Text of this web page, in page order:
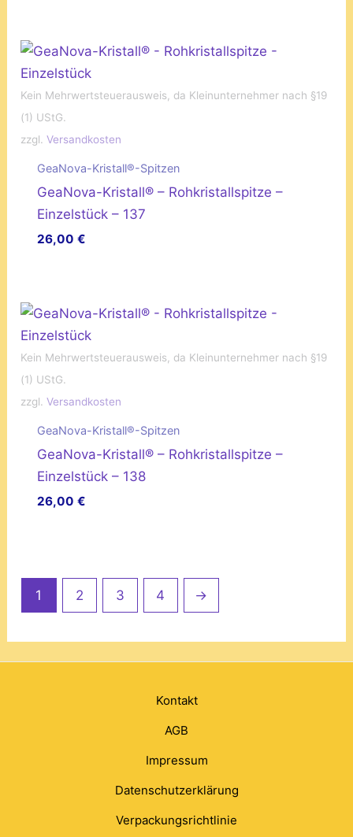
Kein Mehrwertsteuerausweis, da Kleinunternehmer nach §19
(1) UStG.
zzgl.Versandkosten
GeaNova-Kristall®-Spitzen
GeaNova-Kristall® – Rohkristallspitze –
Einzelstück – 137
26,00 €
Kein Mehrwertsteuerausweis, da Kleinunternehmer nach §19
(1) UStG.
zzgl.Versandkosten
GeaNova-Kristall®-Spitzen
GeaNova-Kristall® – Rohkristallspitze –
Einzelstück – 138
26,00 €
1 2 3 4 →
Kontakt
AGB
Impressum
Datenschutzerklärung
Verpackungsrichtlinie